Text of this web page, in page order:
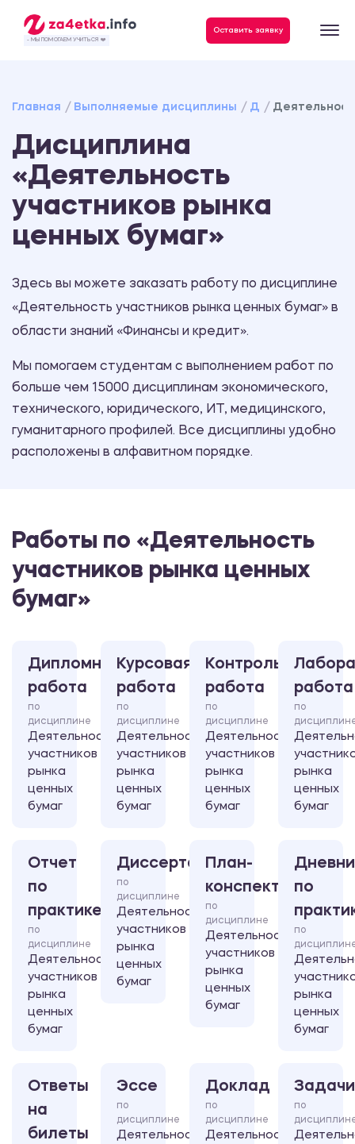
- МЫ ПОМОГАЕМ УЧИТЬСЯ ❤️
Оставить заявку
Главная Выполняемые дисциплины Д
Дисциплина
«Деятельность
участников рынка
ценных бумаг»
Здесь вы можете заказать работу по дисциплине
«Деятельность участников рынка ценных бумаг» в
области знаний «Финансы и кредит».
Мы помогаем студентам с выполнением работ по
больше чем 15000 дисциплинам экономического,
технического, юридического, ИТ, медицинского,
гуманитарного профилей. Все дисциплины удобно
расположены в алфавитном порядке.
Работы по «Деятельность
участников рынка ценных
бумаг»
Дипломная
работа
по
дисциплине
Деятельность
участников
рынка
ценных
бумаг
Курсовая
работа
по
дисциплине
Деятельность
участников
рынка
ценных
бумаг
Контрольная
работа
по
дисциплине
Деятельность
участников
рынка
ценных
бумаг
работа
по
рынка
ценных
бумаг
Отчет
по
практике
по
дисциплине
Деятельность
участников
рынка
ценных
бумаг
Диссертация
по
дисциплине
Деятельность
участников
рынка
ценных
бумаг
План-
конспект
по
дисциплине
Деятельность
участников
рынка
ценных
бумаг
по
по
рынка
ценных
бумаг
Ответы
на
билеты
Эссе
по
дисциплине
Деятельность
Доклад
по
дисциплине
Деятельность
Задачи
по